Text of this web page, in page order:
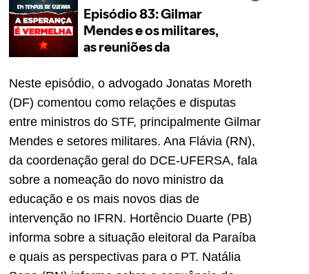
Neste episódio, o advogado Jonatas Moreth
(DF) comentou como relações e disputas
entre ministros do STF, principalmente Gilmar
Mendes e setores militares. Ana Flávia (RN),
da coordenação geral do DCE-UFERSA, fala
sobre a nomeação do novo ministro da
educação e os mais novos dias de
intervenção no IFRN. Hortêncio Duarte (PB)
informa sobre a situação eleitoral da Paraíba
e quais as perspectivas para o PT. Natália